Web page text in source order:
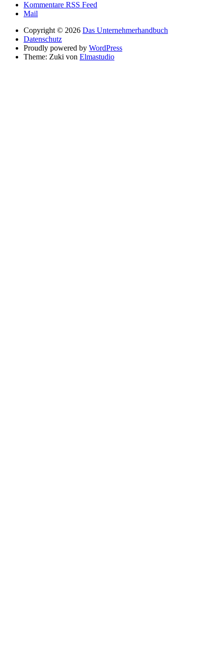
Kommentare RSS Feed
Mail
Copyright © 2026 Das Unternehmerhandbuch
Datenschutz
Proudly powered by WordPress
Theme: Zuki von Elmastudio